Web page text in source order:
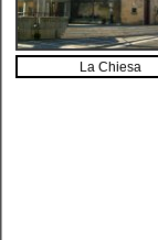
La Chiesa